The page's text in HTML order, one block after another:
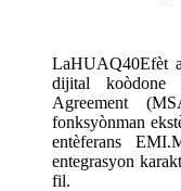
LaHUAQ40Efèt
dijital koòdone
Agreement
fonksyònman
entèferans
entegrasyon
fil.